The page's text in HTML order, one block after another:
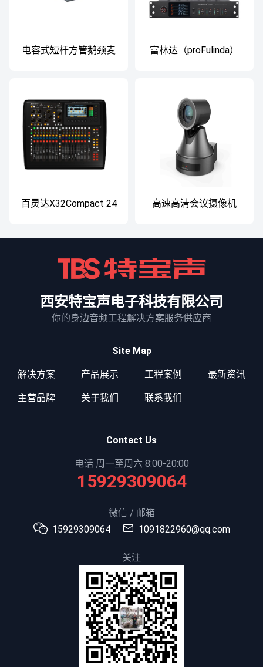
电容式短杆方管鹅颈麦
富林达（proFulinda）
百灵达X32Compact 24
高速高清会议摄像机
西安特宝声电子科技有限公司
你的身边音频工程解决方案服务供应商
Site Map
解决方案 产品展示 工程案例 最新资讯
主营品牌 关于我们 联系我们
Contact Us
电话 周一至周六 8:00-20:00
15929309064
微信 / 邮箱
15929309064
1091822960@qq.com
关注